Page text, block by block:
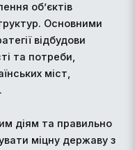
об’єктів
Основними
відбудови
та потреби,
міст,
діям та правильно
міцну державу з